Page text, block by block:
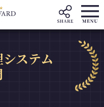
ステム